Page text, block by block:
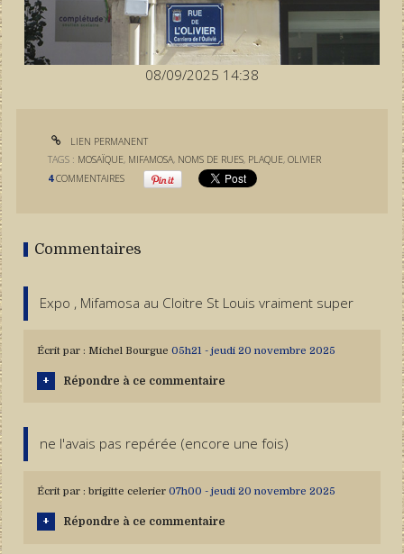
08/09/2025 14:38
LIEN PERMANENT
TAGS : MOSAÏQUE, MIFAMOSA, NOMS DE RUES, PLAQUE,OLIVIER
4 COMMENTAIRES
Commentaires
Expo , Mifamosa au Cloitre St Louis vraiment super
Écrit par : Michel Bourgue 05h21 - jeudi 20 novembre 2025
Répondre à ce commentaire
ne l'avais pas repérée (encore une fois)
Écrit par : brigitte celerier 07h00 - jeudi 20 novembre 2025
Répondre à ce commentaire